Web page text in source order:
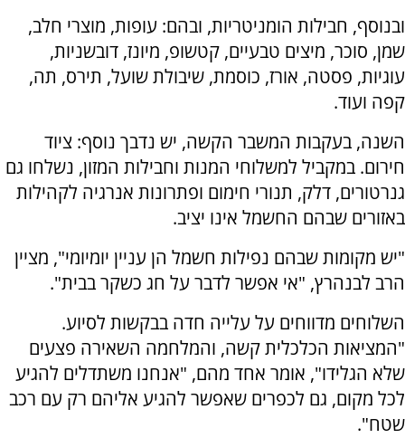
ובנוסף, חבילות הומניטריות, ובהם: עופות, מוצרי חלב,
שמן, סוכר, מיצים טבעיים, קטשופ, מיונז, דובשניות,
עוגיות, פסטה, אורז, כוסמת, שיבולת שועל, תירס, תה,
קפה ועוד.
השנה, בעקבות המשבר הקשה, יש נדבך נוסף: ציוד
חירום. במקביל למשלוחי המנות וחבילות המזון, נשלחו גם
גנרטורים, דלק, תנורי חימום ופתרונות אנרגיה לקהילות
באזורים שבהם החשמל אינו יציב.
"יש מקומות שבהם נפילות חשמל הן עניין יומיומי", מציין
הרב לבנהרץ, "אי אפשר לדבר על חג כשקר בבית".
השלוחים מדווחים על עלייה חדה בבקשות לסיוע.
"המציאות הכלכלית קשה, והמלחמה השאירה פצעים
שלא הגלידו", אומר אחד מהם, "אנחנו משתדלים להגיע
לכל מקום, גם לכפרים שאפשר להגיע אליהם רק עם רכב
שטח".